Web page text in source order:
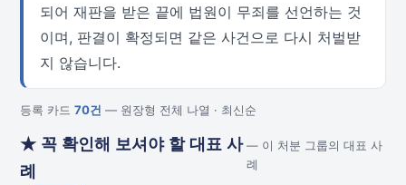
되어 재판을 받은 끝에 법원이 무죄를 선언하는 것
이며, 판결이 확정되면 같은 사건으로 다시 처벌받
지 않습니다.
등록 카드 70건 — 원장형 전체 나열 · 최신순
★ 꼭 확인해 보셔야 할 대표 사
례
— 이 처분 그룹의 대표 사
례